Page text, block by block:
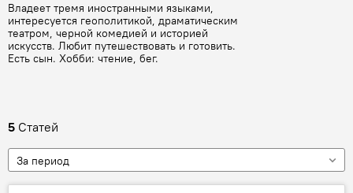
Владеет тремя иностранными языками,
интересуется геополитикой, драматическим
театром, черной комедией и историей
искусств. Любит путешествовать и готовить.
Есть сын. Хобби: чтение, бег.
5 Статей
За период